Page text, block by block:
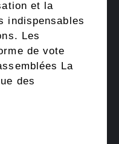
et la
indispensables
Les
de vote
La
des